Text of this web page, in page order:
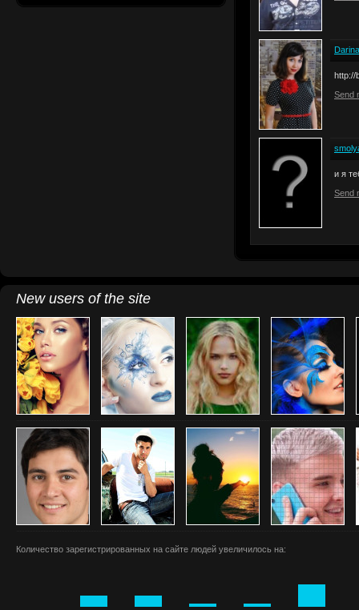
http://
Send
и я
Send
New users of the site
Количество зарегистрированных на сайте людей увеличилось на: